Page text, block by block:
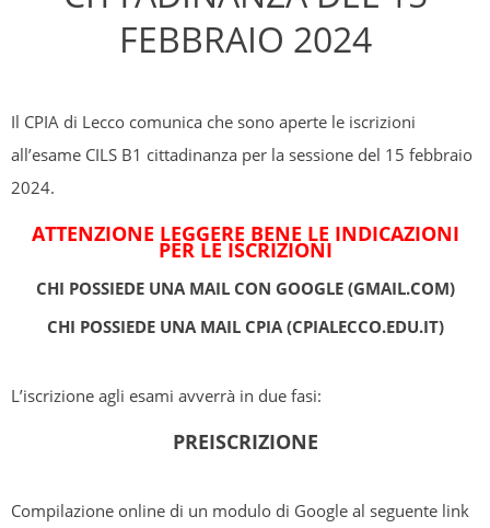
FEBBRAIO 2024
Il CPIA di Lecco comunica che sono aperte le iscrizioni
all’esame CILS B1 cittadinanza per la sessione del 15 febbraio
2024.
ATTENZIONE LEGGERE BENE LE INDICAZIONI
PER LE ISCRIZIONI
CHI POSSIEDE UNA MAIL CON GOOGLE (GMAIL.COM)
CHI POSSIEDE UNA MAIL CPIA (CPIALECCO.EDU.IT)
L’iscrizione agli esami avverrà in due fasi:
PREISCRIZIONE
Compilazione online di un modulo di Google al seguente link